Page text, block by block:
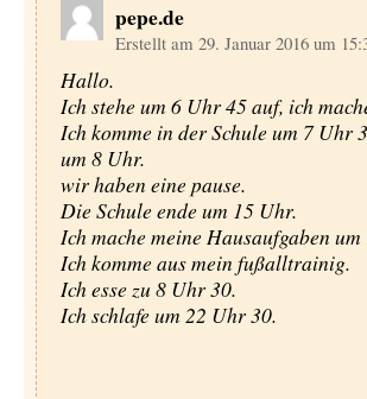
pepe.de
Erstellt am 29. Januar 2016 um
Hallo.
Ich stehe um 6 Uhr 45 auf, ich
Ich komme in der Schule um 7
um 8 Uhr.
wir haben eine pause.
Die Schule ende um 15 Uhr.
Ich mache meine Hausaufgaben
Ich komme aus mein fußalltrainig.
Ich esse zu 8 Uhr 30.
Ich schlafe um 22 Uhr 30.